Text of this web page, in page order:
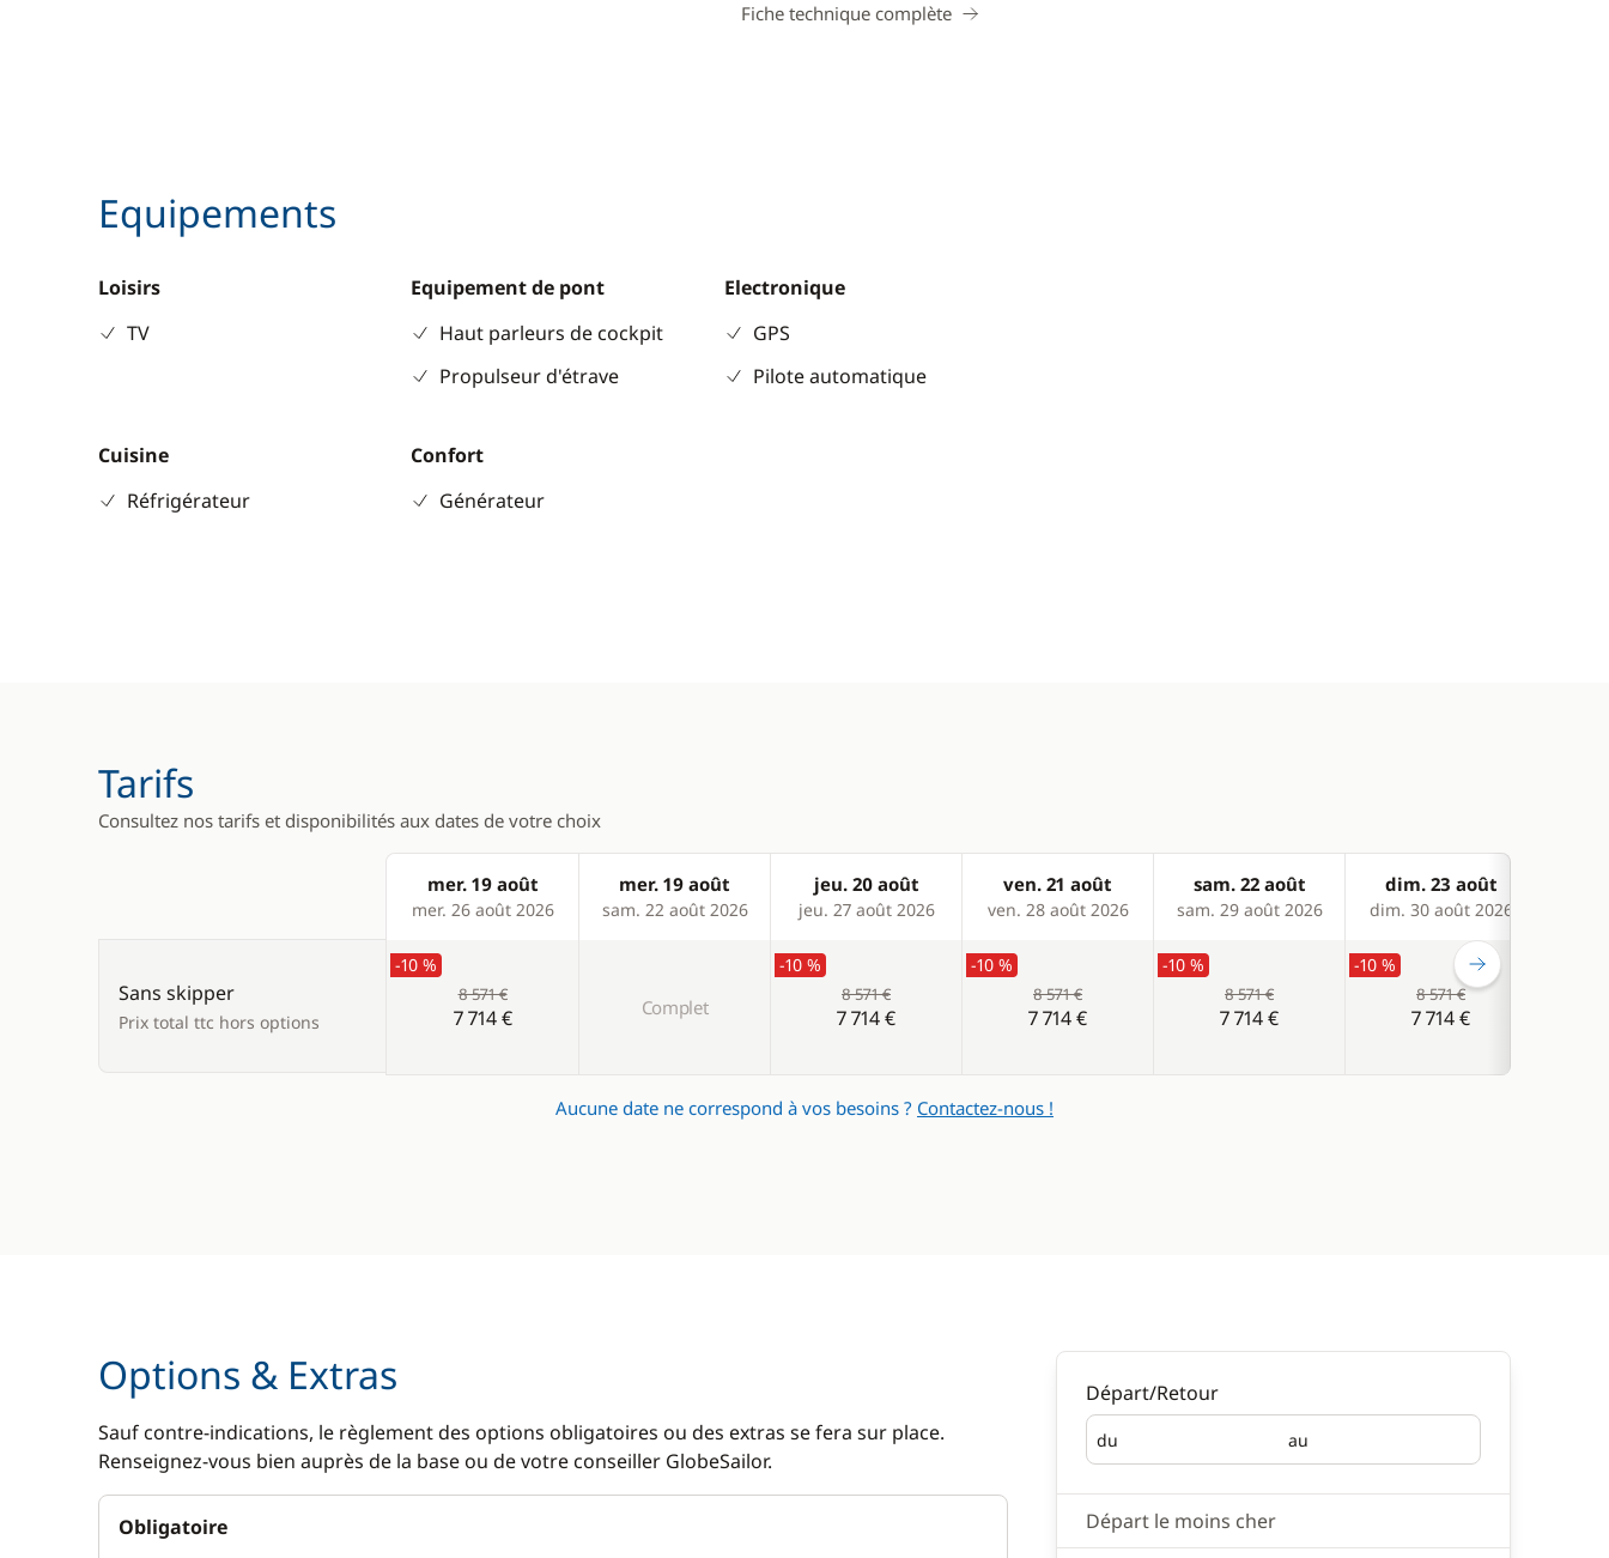
Fiche technique complète
Equipements
Loisirs
TV
Equipement de pont
Haut parleurs de cockpit
Propulseur d'étrave
Electronique
GPS
Pilote automatique
Cuisine
Réfrigérateur
Confort
Générateur
Tarifs
Consultez nos tarifs et disponibilités aux dates de votre choix
Products
mer. 19 août
mer. 26 août 2026
mer. 19 août
sam. 22 août 2026
jeu. 20 août
jeu. 27 août 2026
ven. 21 août
ven. 28 août 2026
sam. 22 août
sam. 29 août 2026
dim. 23 août
dim. 30 août 2026
Sans skipper
Prix total ttc hors options
-10 %
8 571 €
7 714 € Complet
-10 %
8 571 €
7 714 €
-10 %
8 571 €
7 714 €
-10 %
8 571 €
7 714 €
-10 %
8 571 €
7 714 €
Aucune date ne correspond à vos besoins ? Contactez-nous !
Options & Extras
Sauf contre-indications, le règlement des options obligatoires ou des extras se fera sur place.
Renseignez-vous bien auprès de la base ou de votre conseiller GlobeSailor.
Obligatoire
Départ/Retour
du
Départ au
Retour
Départ le moins cher